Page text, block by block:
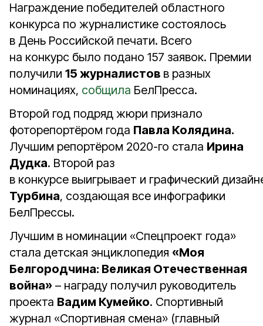
Награждение победителей областного
конкурса по журналистике состоялось
в День Российской печати. Всего
на конкурс было подано 157 заявок. Премии
получили 15 журналистов в разных
номинациях, собщила БелПресса.
Второй год подряд жюри признало
фоторепортёром года Павла Колядина.
Лучшим репортёром 2020-го стала Ирина
Дудка. Второй раз
в конкурсе выигрывает и графический
Турбина, создающая все инфографики
БелПрессы.
Лучшим в номинации «Спецпроект года»
стала детская энциклопедия «Моя
Белгородчина: Великая Отечественная
война» – награду получил руководитель
проекта Вадим Кумейко. Спортивный
журнал «Спортивная смена» (главный